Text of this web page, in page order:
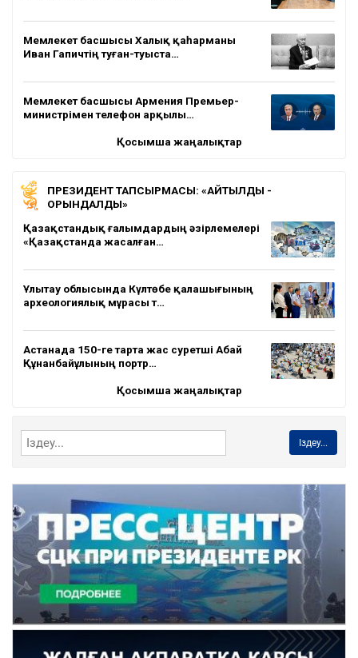
Мемлекет басшысы Халық қаһарманы
Иван Гапичтің туған-туыста…
Мемлекет басшысы Армения Премьер-
министрімен телефон арқылы…
Қосымша жаңалықтар
ПРЕЗИДЕНТ ТАПСЫРМАСЫ: «АЙТЫЛДЫ -
ОРЫНДАЛДЫ»
Қазақстандық ғалымдардың әзірлемелері
«Қазақстанда жасалған…
Ұлытау облысында Күлтөбе қалашығының
археологиялық мұрасы т…
Астанада 150-ге тарта жас суретші Абай
Құнанбайұлының портр…
Қосымша жаңалықтар
Іздеу...